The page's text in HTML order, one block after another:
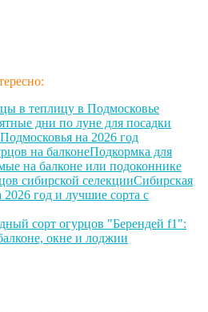
дни по луне для посадки
на 2026 год
Подкормка для
на балконе или подоконнике
Сибирская
2026 год и лучшие сорта с
сорт огурцов "Берендей f1":
окне и лоджии